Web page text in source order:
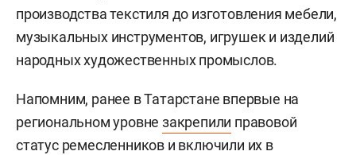
производства текстиля до изготовления мебели,
музыкальных инструментов, игрушек и изделий
народных художественных промыслов.
Напомним, ранее в Татарстане впервые на
региональном уровнезакрепили правовой
статус ремесленников и включили их в